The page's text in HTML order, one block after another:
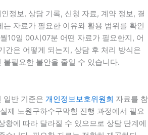
정보, 상담 기록, 신청 자료, 계약 정보, 결
자료가 필요한 이유와 활용 범위를 확인
10일 00시07분 어떤 자료가 필요한지, 어
간은 어떻게 되는지, 상담 후 처리 방식은
불필요한 불안을 줄일 수 있습니다.
일반 기준은 개인정보보호위원회 자료를 참
제 노원구하수구막힘 진행 과정에서 필요
황에 따라 달라질 수 있으므로 상담 단계에